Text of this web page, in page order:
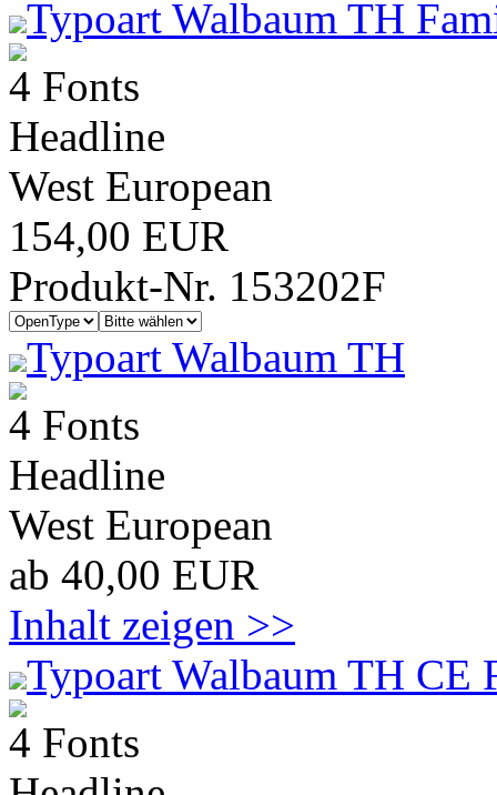
Typoart Walbaum TH
4 Fonts
Headline
West European
154,00 EUR
Produkt-Nr. 153202F
Typoart Walbaum TH
4 Fonts
Headline
West European
ab 40,00 EUR
Inhalt zeigen >>
Typoart Walbaum TH CE
4 Fonts